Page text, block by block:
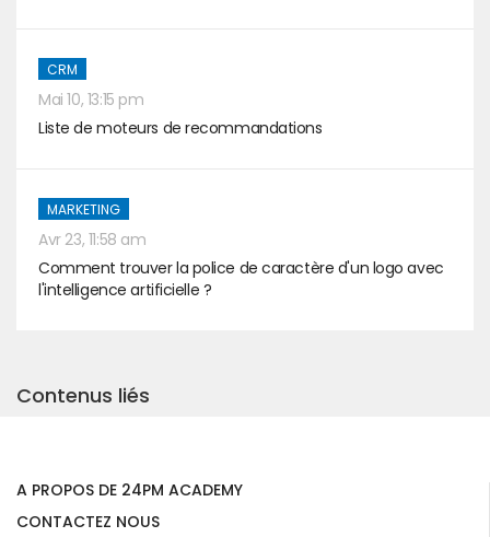
CRM
Mai 10, 13:15 pm
Liste de moteurs de recommandations
MARKETING
Avr 23, 11:58 am
Comment trouver la police de caractère d'un logo avec
l'intelligence artificielle ?
Contenus liés
A PROPOS DE 24PM ACADEMY
CONTACTEZ NOUS